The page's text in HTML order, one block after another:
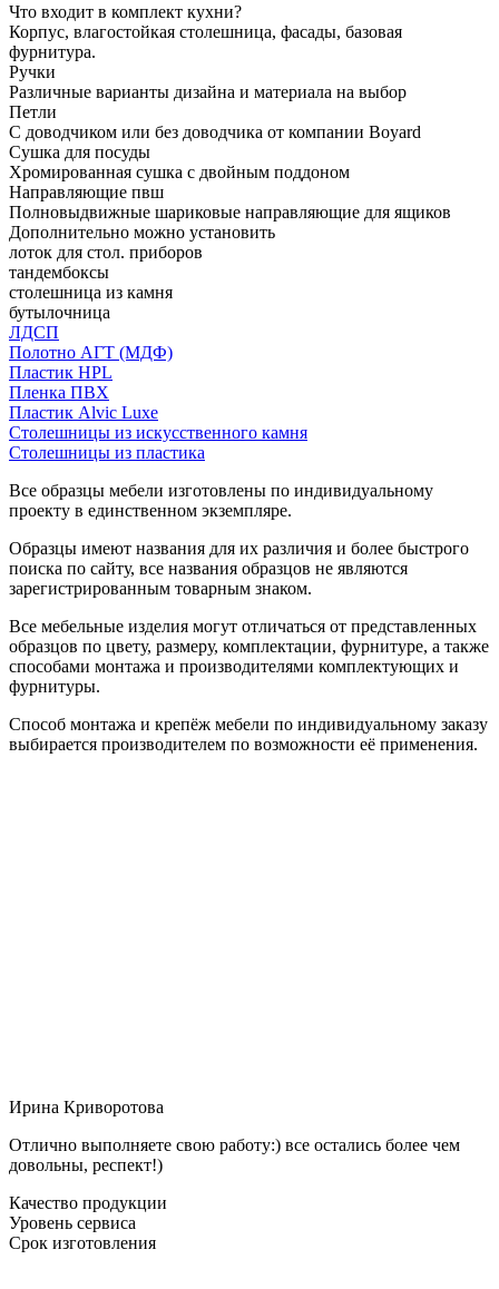
Что входит в комплект кухни?
Корпус, влагостойкая столешница, фасады, базовая
фурнитура.
Ручки
Различные варианты дизайна и материала на выбор
Петли
С доводчиком или без доводчика от компании Boyard
Сушка для посуды
Хромированная сушка с двойным поддоном
Направляющие пвш
Полновыдвижные шариковые направляющие для ящиков
Дополнительно можно установить
лоток для стол. приборов
тандембоксы
столешница из камня
бутылочница
ЛДСП
Полотно АГТ (МДФ)
Пластик HPL
Пленка ПВХ
Пластик Alvic Luxe
Столешницы из искусственного камня
Столешницы из пластика
Все образцы мебели изготовлены по индивидуальному
проекту в единственном экземпляре.
Образцы имеют названия для их различия и более быстрого
поиска по сайту, все названия образцов не являются
зарегистрированным товарным знаком.
Все мебельные изделия могут отличаться от представленных
образцов по цвету, размеру, комплектации, фурнитуре, а также
способами монтажа и производителями комплектующих и
фурнитуры.
Способ монтажа и крепёж мебели по индивидуальному заказу
выбирается производителем по возможности её применения.
Ирина Криворотова
Отлично выполняете свою работу:) все остались более чем
довольны, респект!)
Качество продукции
Уровень сервиса
Срок изготовления